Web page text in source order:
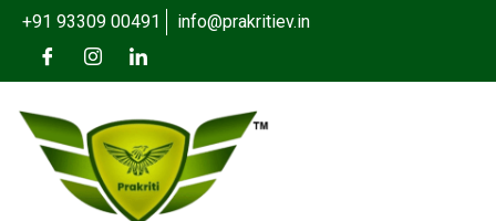
+91 93309 00491 info@prakritiev.in